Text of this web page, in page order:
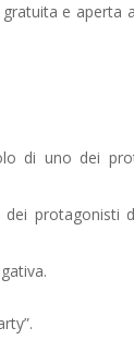
e aperta
di uno dei
protagonisti